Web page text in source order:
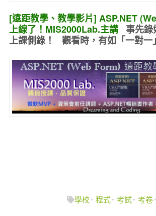
[遠距教學、教學影片] ASP.NET
上線了！MIS2000Lab.主講 事先錄
上課側錄！ 觀看時，有如 「一對
學校 程式 考試 考卷